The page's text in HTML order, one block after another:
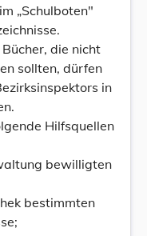
„Schulboten"
die nicht
sollten, dürfen
in
Hilfsquellen
bewilligten
bestimmten